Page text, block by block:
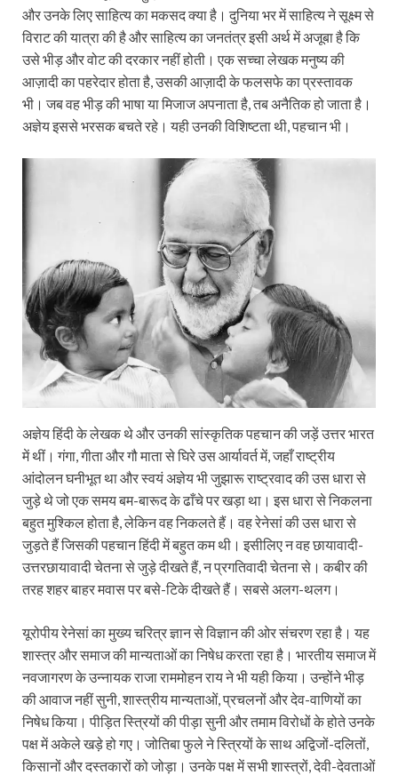
और उनके लिए साहित्य का मकसद क्या है। दुनिया भर में साहित्य ने सूक्ष्म से
विराट की यात्रा की है और साहित्य का जनतंत्र इसी अर्थ में अजूबा है कि
उसे भीड़ और वोट की दरकार नहीं होती। एक सच्चा लेखक मनुष्य की
आज़ादी का पहरेदार होता है, उसकी आज़ादी के फलसफे का प्रस्तावक
भी। जब वह भीड़ की भाषा या मिजाज अपनाता है, तब अनैतिक हो जाता है।
अज्ञेय इससे भरसक बचते रहे। यही उनकी विशिष्टता थी, पहचान भी।
अज्ञेय हिंदी के लेखक थे और उनकी सांस्कृतिक पहचान की जड़ें उत्तर भारत
में थीं। गंगा, गीता और गौ माता से घिरे उस आर्यावर्त में, जहाँ राष्ट्रीय
आंदोलन घनीभूत था और स्वयं अज्ञेय भी जुझारू राष्ट्रवाद की उस धारा से
जुड़े थे जो एक समय बम-बारूद के ढाँचे पर खड़ा था। इस धारा से निकलना
बहुत मुश्किल होता है, लेकिन वह निकलते हैं। वह रेनेसां की उस धारा से
जुड़ते हैं जिसकी पहचान हिंदी में बहुत कम थी। इसीलिए न वह छायावादी-
उत्तरछायावादी चेतना से जुड़े दीखते हैं, न प्रगतिवादी चेतना से। कबीर की
तरह शहर बाहर मवास पर बसे-टिके दीखते हैं। सबसे अलग-थलग।
यूरोपीय रेनेसां का मुख्य चरित्र ज्ञान से विज्ञान की ओर संचरण रहा है। यह
शास्त्र और समाज की मान्यताओं का निषेध करता रहा है। भारतीय समाज में
नवजागरण के उन्नायक राजा राममोहन राय ने भी यही किया। उन्होंने भीड़
की आवाज नहीं सुनी, शास्त्रीय मान्यताओं, प्रचलनों और देव-वाणियों का
निषेध किया। पीड़ित स्त्रियों की पीड़ा सुनी और तमाम विरोधों के होते उनके
पक्ष में अकेले खड़े हो गए। जोतिबा फुले ने स्त्रियों के साथ अद्विजों-दलितों,
किसानों और दस्तकारों को जोड़ा। उनके पक्ष में सभी शास्त्रों, देवी-देवताओं